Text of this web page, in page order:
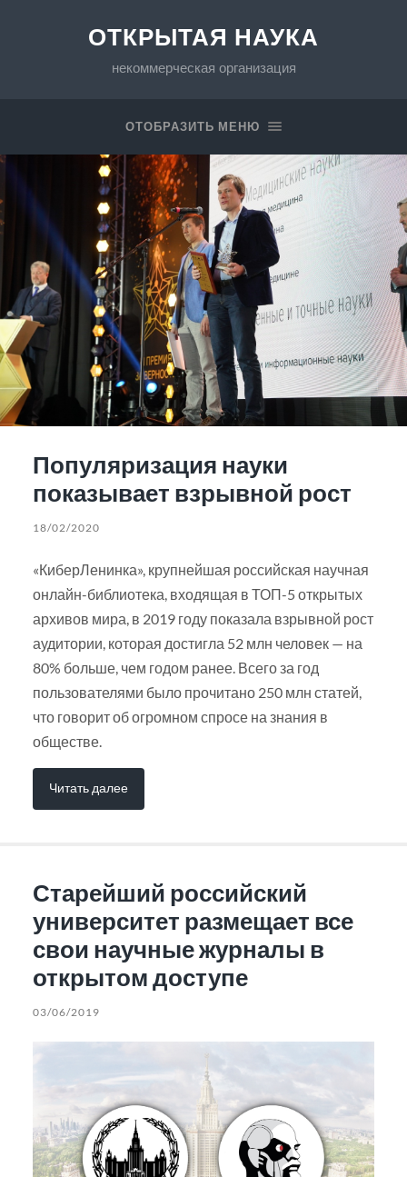
ОТКРЫТАЯ НАУКА
некоммерческая организация
ОТОБРАЗИТЬ МЕНЮ
Популяризация науки
показывает взрывной рост
18/02/2020
«КиберЛенинка», крупнейшая российская научная
онлайн-библиотека, входящая в ТОП-5 открытых
архивов мира, в 2019 году показала взрывной рост
аудитории, которая достигла 52 млн человек — на
80% больше, чем годом ранее. Всего за год
пользователями было прочитано 250 млн статей,
что говорит об огромном спросе на знания в
обществе.
Читать далее
Старейший российский
университет размещает все
свои научные журналы в
открытом доступе
03/06/2019